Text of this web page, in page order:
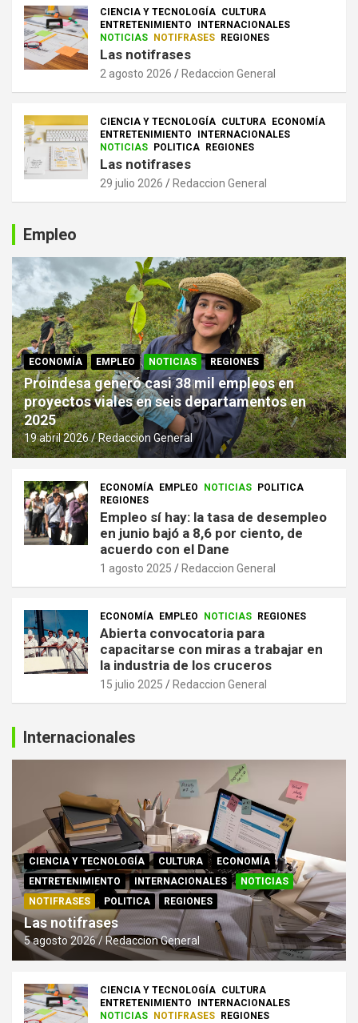
CIENCIA Y TECNOLOGÍA CULTURA
ENTRETENIMIENTO
INTERNACIONALES
NOTICIAS
NOTIFRASES REGIONES
Las notifrases
2 agosto 2026 Redaccion General
CIENCIA Y TECNOLOGÍA CULTURA
ECONOMÍA
ENTRETENIMIENTO
INTERNACIONALES
NOTICIAS
POLITICA REGIONES
Las notifrases
29 julio 2026 Redaccion General
Empleo
ECONOMÍA EMPLEO NOTICIAS REGIONES
Proindesa generó casi 38 mil empleos en
proyectos viales en seis departamentos en
2025
19 abril 2026 Redaccion General
ECONOMÍA EMPLEO NOTICIAS
POLITICA
REGIONES
Empleo sí hay: la tasa de desempleo
en junio bajó a 8,6 por ciento, de
acuerdo con el Dane
1 agosto 2025 Redaccion General
ECONOMÍA EMPLEO NOTICIAS REGIONES
Abierta convocatoria para
capacitarse con miras a trabajar en
la industria de los cruceros
15 julio 2025 Redaccion General
Internacionales
CIENCIA Y TECNOLOGÍA CULTURA
ECONOMÍA
ENTRETENIMIENTO
INTERNACIONALES
NOTICIAS
NOTIFRASES
POLITICA REGIONES
Las notifrases
5 agosto 2026 Redaccion General
CIENCIA Y TECNOLOGÍA CULTURA
ENTRETENIMIENTO
INTERNACIONALES
NOTICIAS NOTIFRASES REGIONES